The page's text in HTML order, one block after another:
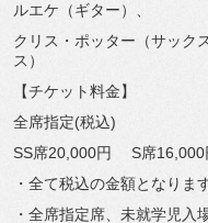
ルエケ（ギター）、
クリス・ポッター（サック
ス）
【チケット料金】
全席指定(税込)
SS席20,000円 S席
・全て税込の金額となります
・全席指定席、未就学児入